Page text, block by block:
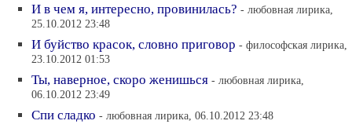
И в чем я, интересно, провинилась? - любовная лирика,
25.10.2012 23:48
И буйство красок, словно приговор - философская лирика,
23.10.2012 01:53
Ты, наверное, скоро женишься - любовная лирика,
06.10.2012 23:49
Спи сладко - любовная лирика, 06.10.2012 23:48